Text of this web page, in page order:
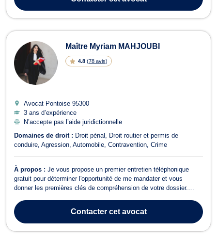
aux procé...
Maître Myriam MAHJOUBI
4.8 (78 avis)
Avocat Pontoise 95300
3 ans d’expérience
N’accepte pas l’aide juridictionnelle
Domaines de droit : Droit pénal
Droit routier et permis de
conduire Agression Automobile Contravention Crime
À propos : Je vous propose un premier entretien téléphonique
gratuit pour déterminer l'opportunité de me mandater et vous
donner les premières clés de compréhension de votre dossier.
Contactercet avocat